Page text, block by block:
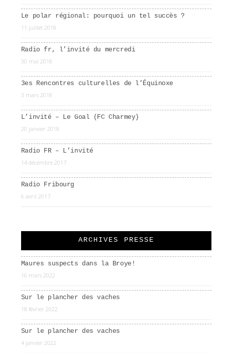
Le polar régional: pourquoi un tel succès ?
11 juillet 2018
Radio fr, l’invité du mercredi
30 mai 2018
3es Rencontres culturelles de l’Équinoxe
3 mars 2018
L’invité – Le Goal (FC Charmey)
20 janvier 2018
Radio FR – L’invité
14 décembre 2017
Radio Fribourg
6 avril 2017
ARCHIVES PRESSE
Maures suspects dans la Broye!
16 mars 2022
Sur le plancher des vaches
18 février 2022
Sur le plancher des vaches
4 janvier 2022